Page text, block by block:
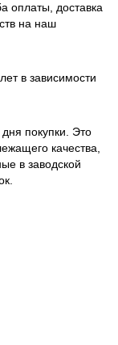
оплаты, доставка
на наш
в зависимости
покупки. Это
качества,
в заводской